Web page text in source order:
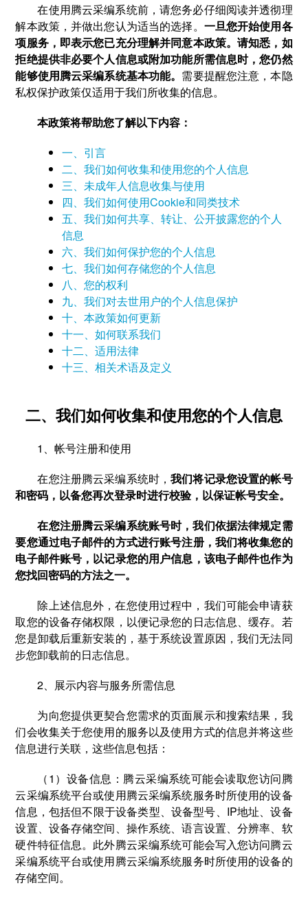
在使用腾云采编系统前，请您务必仔细阅读并透彻理
解本政策，并做出您认为适当的选择。 一旦您开始使用各
项服务，即表示您已充分理解并同意本政策。请知悉，如
拒绝提供非必要个人信息或附加功能所需信息时，您仍然
能够使用腾云采编系统基本功能。 需要提醒您注意，本隐
私权保护政策仅适用于我们所收集的信息。
本政策将帮助您了解以下内容：
一、引言
二、我们如何收集和使用您的个人信息
三、未成年人信息收集与使用
四、我们如何使用Cookie和同类技术
五、我们如何共享、转让、公开披露您的个人
信息
六、我们如何保护您的个人信息
七、我们如何存储您的个人信息
八、您的权利
九、我们对去世用户的个人信息保护
十、本政策如何更新
十一、如何联系我们
十二、适用法律
十三、相关术语及定义
二、我们如何收集和使用您的个人信息
1、帐号注册和使用
在您注册腾云采编系统时，我们将记录您设置的帐号
和密码，以备您再次登录时进行校验，以保证帐号安全。
在您注册腾云采编系统账号时，我们依据法律规定需
要您通过电子邮件的方式进行账号注册，我们将收集您的
电子邮件账号，以记录您的用户信息，该电子邮件也作为
您找回密码的方法之一。
除上述信息外，在您使用过程中，我们可能会申请获
取您的设备存储权限，以便记录您的日志信息、缓存。若
您是卸载后重新安装的，基于系统设置原因，我们无法同
步您卸载前的日志信息。
2、展示内容与服务所需信息
为向您提供更契合您需求的页面展示和搜索结果，我
们会收集关于您使用的服务以及使用方式的信息并将这些
信息进行关联，这些信息包括：
（1）设备信息：腾云采编系统可能会读取您访问腾
云采编系统平台或使用腾云采编系统服务时所使用的设备
信息，包括但不限于设备类型、设备型号、IP地址、设备
设置、设备存储空间、操作系统、语言设置、分辨率、软
硬件特征信息。此外腾云采编系统可能会写入您访问腾云
采编系统平台或使用腾云采编系统服务时所使用的设备的
存储空间。